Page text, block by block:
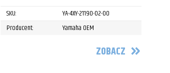
SKU:
YA-4XY-21190-02-00
Producent:
Yamaha OEM
ZOBACZ